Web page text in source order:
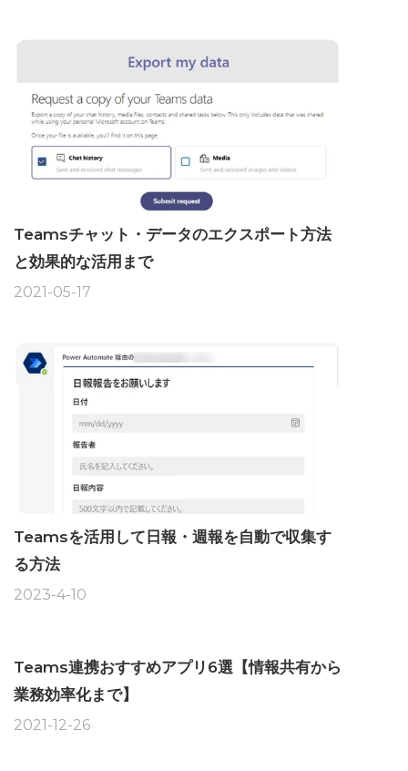
Teamsチャット・データのエクスポート方法
と効果的な活用まで
2021-05-17
Teamsを活用して日報・週報を自動で収集す
る方法
2023-4-10
Teams連携おすすめアプリ6選【情報共有から
業務効率化まで】
2021-12-26